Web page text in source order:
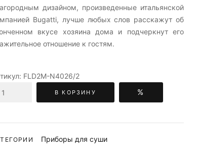
дизайном, произведенные итальянской
Bugatti, лучше любых слов расскажут об
вкусе хозяина дома и подчеркнут его
отношение к гостям.
FLD2M-N4026/2
В КОРЗИНУ %
Приборы для суши